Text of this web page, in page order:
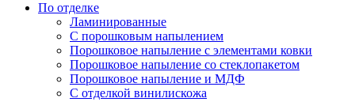
По отделке
Ламинированные
С порошковым напылением
Порошковое напыление с элементами ковки
Порошковое напыление со стеклопакетом
Порошковое напыление и МДФ
С отделкой винилискожа